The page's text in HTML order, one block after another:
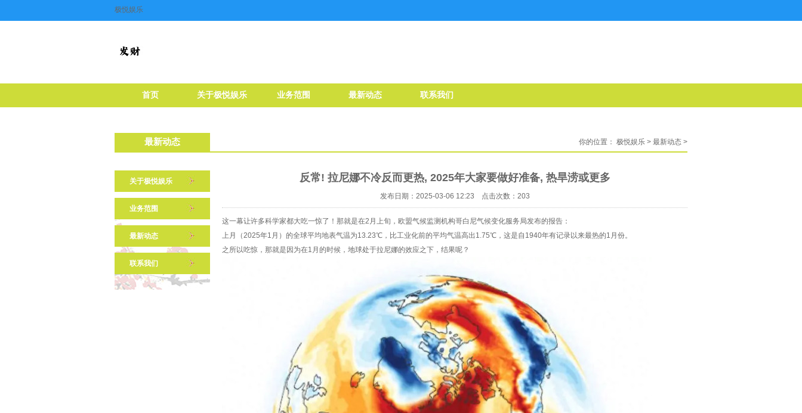
极悦娱乐
首页 关于极悦娱乐 业务范围 最新动态 联系我们
最新动态 你的位置： 极悦娱乐 > 最新动态 >
关于极悦娱乐
业务范围
最新动态
联系我们
反常! 拉尼娜不冷反而更热, 2025年大家要做好准备, 热旱涝或更多
发布日期：2025-03-06 12:23 点击次数：203
这一幕让许多科学家都大吃一惊了！那就是在2月上旬，欧盟气候监测机构哥白尼气候变化服务局发布的报告：
上月（2025年1月）的全球平均地表气温为13.23℃，比工业化前的平均气温高出1.75℃，这是自1940年有记录以来最热的1月份。
之所以吃惊，那就是因为在1月的时候，地球处于拉尼娜的效应之下，结果呢？